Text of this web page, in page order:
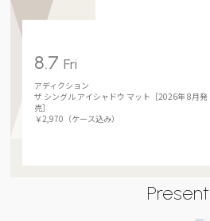
8.7Fri
アディクション
ザ シングル アイシャドウ マット［2026年 8月発
売］
￥2,970（ケース込み）
Present